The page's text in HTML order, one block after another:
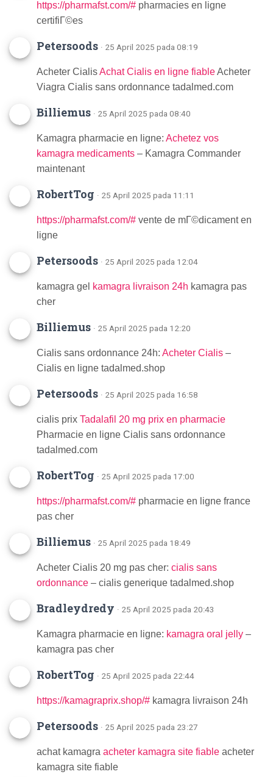
https://pharmafst.com/# pharmacies en ligne
certifiГ©es
Petersoods · 25 April 2025 pada 08:19
Acheter CialisAchat Cialis en ligne fiableAcheter
Viagra Cialis sans ordonnance tadalmed.com
Billiemus · 25 April 2025 pada 08:40
Kamagra pharmacie en ligne: Achetez vos
kamagra medicaments – Kamagra Commander
maintenant
RobertTog · 25 April 2025 pada 11:11
https://pharmafst.com/# vente de mГ©dicament en
ligne
Petersoods · 25 April 2025 pada 12:04
kamagra gel kamagra livraison 24h kamagra pas
cher
Billiemus · 25 April 2025 pada 12:20
Cialis sans ordonnance 24h: Acheter Cialis –
Cialis en ligne tadalmed.shop
Petersoods · 25 April 2025 pada 16:58
cialis prix Tadalafil 20 mg prix en pharmacie
Pharmacie en ligne Cialis sans ordonnance
tadalmed.com
RobertTog · 25 April 2025 pada 17:00
https://pharmafst.com/# pharmacie en ligne france
pas cher
Billiemus · 25 April 2025 pada 18:49
Acheter Cialis 20 mg pas cher: cialis sans
ordonnance – cialis generique tadalmed.shop
Bradleydredy · 25 April 2025 pada 20:43
Kamagra pharmacie en ligne: kamagra oral jelly –
kamagra pas cher
RobertTog · 25 April 2025 pada 22:44
https://kamagraprix.shop/# kamagra livraison 24h
Petersoods · 25 April 2025 pada 23:27
achat kamagra acheter kamagra site fiable acheter
kamagra site fiable